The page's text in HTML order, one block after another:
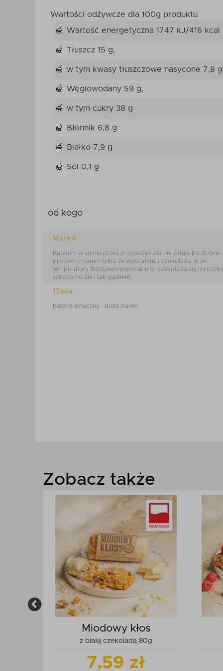
Wartości odżywcze dla 100g produktu
Wartość energetyczna 1747 kJ/416 kcal
Tłuszcz 15 g,
w tym kwasy tłuszczowe nasycone 7,8 g
Węglowodany 59 g,
w tym cukry 38 g
Błonnik 6,8 g
Białko 7,9 g
Sól 0,1 g
od kogo
MareX
Kupiłem w sumie przez przypadek ale nie żałuje bo dobre -
problem miałem tylko że wybrałem z czekoladą. A że
temperatury Śródziemnomorskie to czekolada się mi
szkoda no ale i tak zjadłem
12aka
batons smaczny - dużo ziaren
Zobacz także
Miodowy kłos
z białą czekoladą 80g
7,59 zł